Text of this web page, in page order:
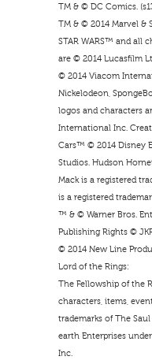
TM & © DC Comics.
TM & © 2014 Marvel &
STAR WARS™ and all
are © 2014 Lucasfilm
© 2014 Viacom
Nickelodeon,
logos and characters
International Inc.
Cars™ © 2014 Disney
Studios. Hudson
Mack is a registered
is a registered
™ & © Warner Bros.
Publishing Rights ©
© 2014 New Line
Lord of the Rings:
The Fellowship of the
characters, items,
trademarks of The
earth Enterprises
Inc.